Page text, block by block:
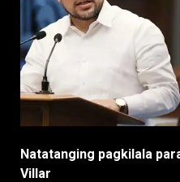
Natatanging pagkilala
Villar